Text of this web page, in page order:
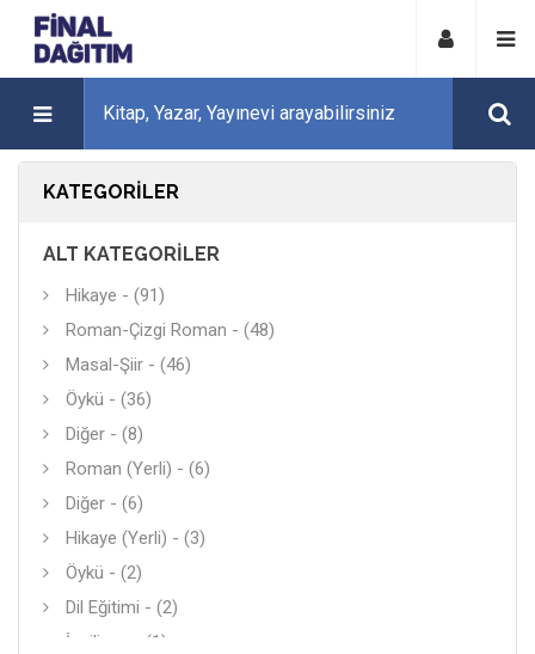
KATEGORILER
ALT KATEGORILER
Hikaye - (91)
Roman-Çizgi Roman - (48)
Masal-Şiir - (46)
Öykü - (36)
Diğer - (8)
Roman (Yerli) - (6)
Diğer - (6)
Hikaye (Yerli) - (3)
Öykü - (2)
Dil Eğitimi - (2)
İngilizce - (1)